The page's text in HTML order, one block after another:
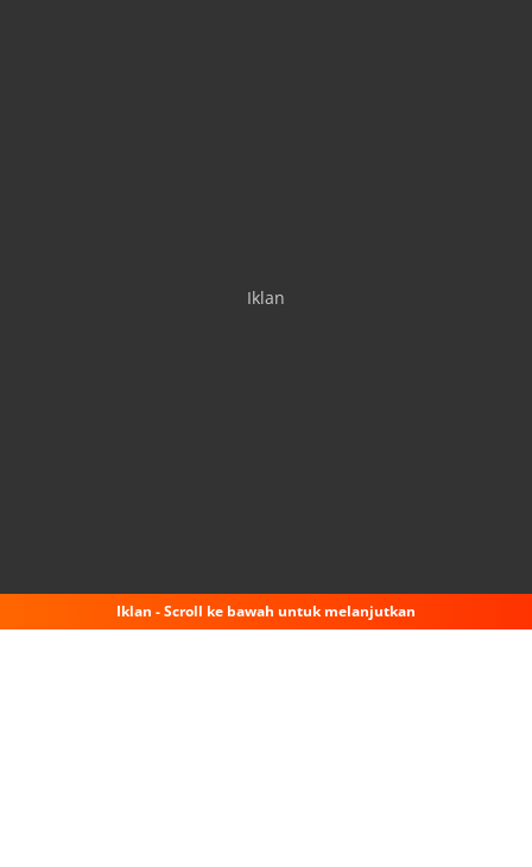
Iklan
Iklan - Scroll ke bawah untuk melanjutkan